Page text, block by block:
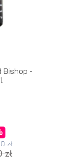
Bishop -
zł
zł